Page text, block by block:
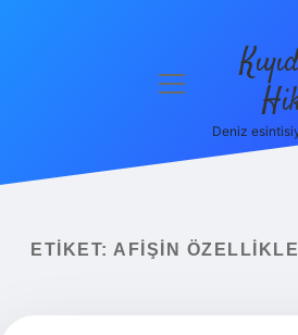
menüyü
Deniz
ETIKET: AFIŞIN